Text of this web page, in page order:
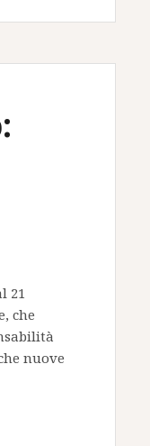
21
che
nuove